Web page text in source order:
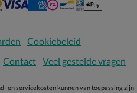
Cookiebeleid
Contact Veel gestelde vragen
en servicekosten kunnen van toepassing zijn